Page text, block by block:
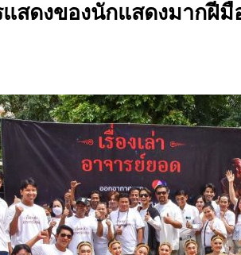
สดงของนักแสดงมากฝีมื